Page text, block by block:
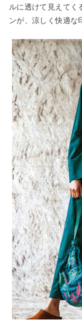
ルに透けて見えてく
ンが、涼しく快適な